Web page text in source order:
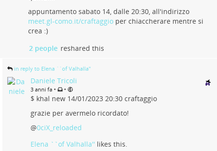
appuntamento sabato 14, dalle 20:30, all'indirizzo
meet.gl-como.it/craftaggio per chiaccherare mentre si
crea :)
2 people reshared this
in reply to Elena ``of Valhalla''
Daniele Tricoli
3 anni fa • •
$ khal new 14/01/2023 20:30 craftaggio
grazie per avermelo ricordato!
@0ciX_reloaded
Elena ``of Valhalla'' likes this.